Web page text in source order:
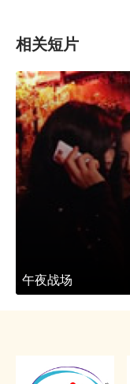
相关短片
午夜战场